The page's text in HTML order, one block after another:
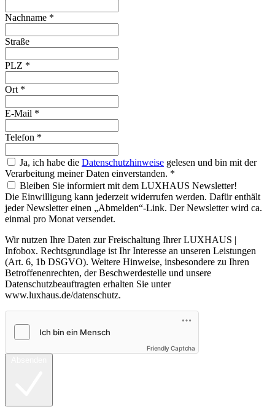
Nachname *
Straße
PLZ *
Ort *
E-Mail *
Telefon *
Ja, ich habe die Datenschutzhinweise gelesen und bin mit der
Verarbeitung meiner Daten einverstanden. *
Bleiben Sie informiert mit dem LUXHAUS Newsletter!
Die Einwilligung kann jederzeit widerrufen werden. Dafür enthält
jeder Newsletter einen „Abmelden“-Link. Der Newsletter wird ca.
einmal pro Monat versendet.
Wir nutzen Ihre Daten zur Freischaltung Ihrer LUXHAUS |
Infobox. Rechtsgrundlage ist Ihr Interesse an unseren Leistungen
(Art. 6, 1b DSGVO). Weitere Hinweise, insbesondere zu Ihren
Betroffenenrechten, der Beschwerdestelle und unsere
Datenschutzbeauftragten erhalten Sie unter
www.luxhaus.de/datenschutz.
Friendly Captcha